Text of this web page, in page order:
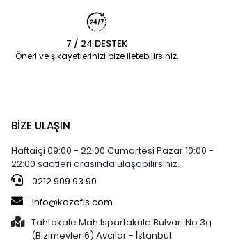
7 / 24 DESTEK
Öneri ve şikayetlerinizi bize iletebilirsiniz.
BİZE ULAŞIN
Haftaiçi 09:00 - 22:00 Cumartesi Pazar 10:00 -
22:00 saatleri arasında ulaşabilirsiniz.
0212 909 93 90
info@kozofis.com
Tahtakale Mah.Ispartakule Bulvarı No:3g
(Bizimevler 6) Avcılar - İstanbul